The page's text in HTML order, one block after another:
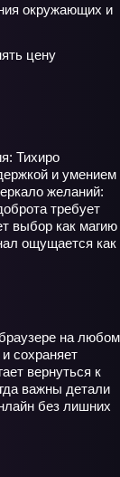
окружающих и
цену
Тихиро
и умением
желаний:
требует
выбор как магию
ощущается как
на любом
сохраняет
вернуться к
важны детали
без лишних